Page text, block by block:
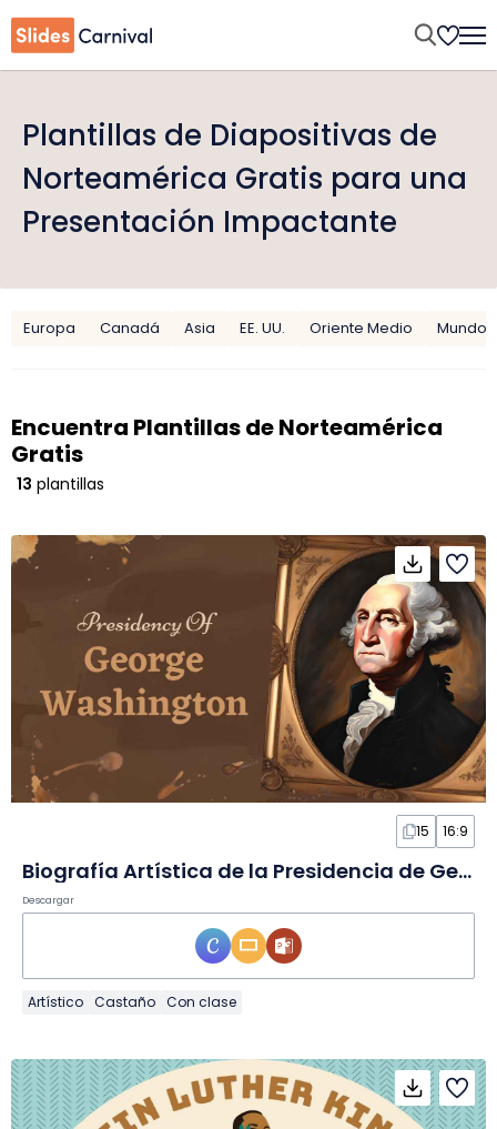
Plantillas de Diapositivas de
Norteamérica Gratis para una
Presentación Impactante
Europa Canadá Asia EE. UU. Oriente Medio Mundo
Encuentra Plantillas de Norteamérica
Gratis
13 plantillas
15 16:9
Biografía Artística de la Presidencia de George Washington en Diapositivas
Descargar
Artístico Castaño Con clase